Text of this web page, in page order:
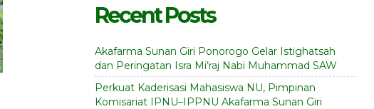
Recent Posts
Akafarma Sunan Giri Ponorogo Gelar Istighatsah
dan Peringatan Isra Mi’raj Nabi Muhammad SAW
Perkuat Kaderisasi Mahasiswa NU, Pimpinan
Komisariat IPNU–IPPNU Akafarma Sunan Giri